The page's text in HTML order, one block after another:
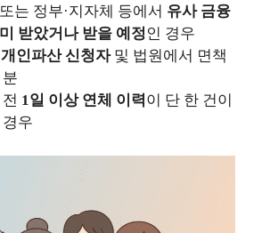
는 정부·지자체 등에서 유사 금융
받았거나 받을 예정 인 경우
인파산 신청자및 법원에서 면책
1일 이상 연체 이력이 단 한 건이
우